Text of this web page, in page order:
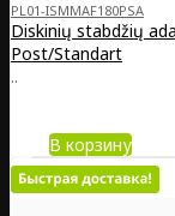
PL01-ISMMAF180PSA
Diskinių stabdžių
Post/Standart
..
В корзину